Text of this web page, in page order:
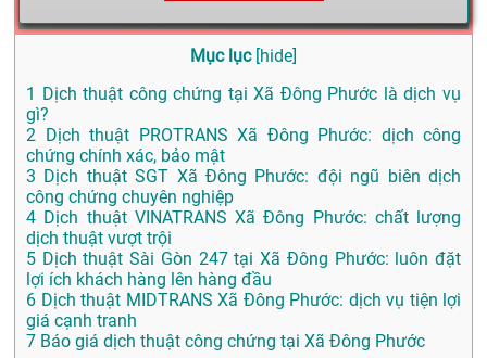
Mục lục [hide]
1
Dịch thuật công chứng tại Xã Đông Phước là dịch vụ
gì?
2 Dịch thuật PROTRANS Xã Đông Phước: dịch công
chứng chính xác, bảo mật
3 Dịch thuật SGT Xã Đông Phước: đội ngũ biên dịch
công chứng chuyên nghiệp
4 Dịch thuật VINATRANS Xã Đông Phước: chất lượng
dịch thuật vượt trội
5 Dịch thuật Sài Gòn 247 tại Xã Đông Phước: luôn đặt
lợi ích khách hàng lên hàng đầu
6 Dịch thuật MIDTRANS Xã Đông Phước: dịch vụ tiện lợi
giá cạnh tranh
7 Báo giá dịch thuật công chứng tại Xã Đông Phước